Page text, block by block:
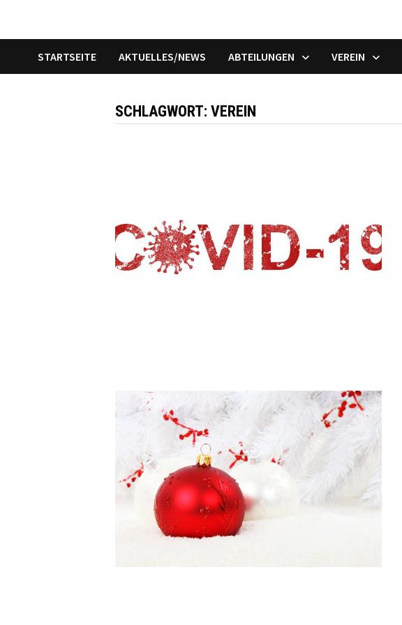
STARTSEITE AKTUELLES/NEWS ABTEILUNGEN VEREIN
SCHLAGWORT:VEREIN